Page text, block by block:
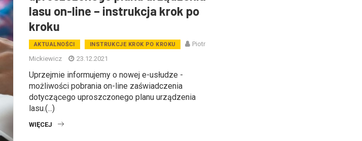
lasu on-line – instrukcja krok po
kroku
AKTUALNOŚCI INSTRUKCJE KROK PO KROKU
Piotr
Mickiewicz
23.12.2021
Uprzejmie informujemy o nowej e-usłudze -
możliwości pobrania on-line zaświadczenia
dotyczącego uproszczonego planu urządzenia
lasu.(...)
WIĘCEJ